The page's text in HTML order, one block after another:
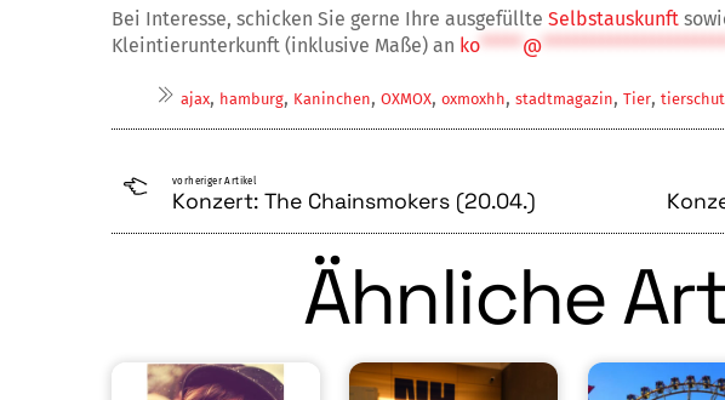
Bei Interesse, schicken Sie gerne Ihre ausgefüllte Selbstauskunft
Kleintierunterkunft (inklusive Maße) an ko*****@
ajax, hamburg, Kaninchen,OXMOX,oxmoxhh,stadtmagazin,Tier,
vorheriger Artikel
Konzert: The Chainsmokers (20.04.)
Ähnliche